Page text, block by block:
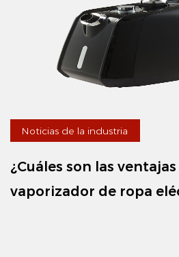
Noticias de la industria
¿Cuáles son las
vaporizador de ropa